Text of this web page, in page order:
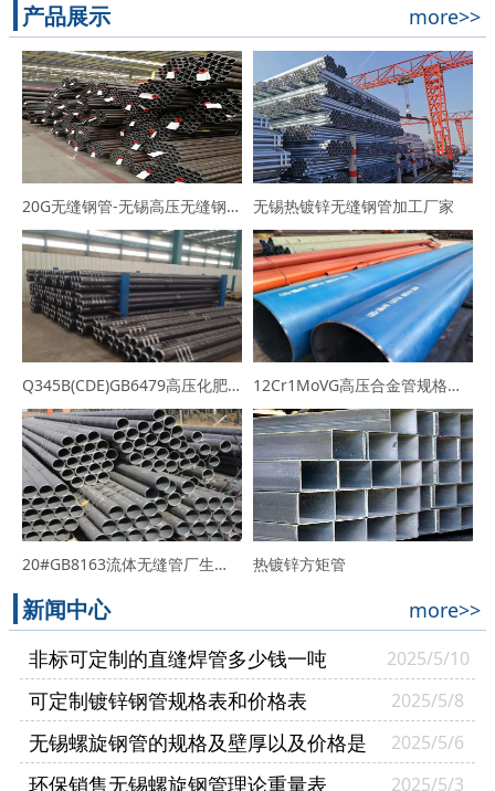
产品展示 more>>
20G无缝钢管-无锡高压无缝钢管厂家 无锡热镀锌无缝钢管加工厂家
Q345B(CDE)GB6479高压化肥用无缝管生产厂家-规格价格表 12Cr1MoVG高压合金管规格表_厂家_价格行情
20#GB8163流体无缝管厂生产的热轧20#无缝钢管 热镀锌方矩管
新闻中心
more>>
非标可定制的直缝焊管多少钱一吨
2025/5/10
可定制镀锌钢管规格表和价格表 2025/5/8
无锡螺旋钢管的规格及壁厚以及价格是
多少
2025/5/6
环保销售无锡螺旋钢管理论重量表 2025/5/3